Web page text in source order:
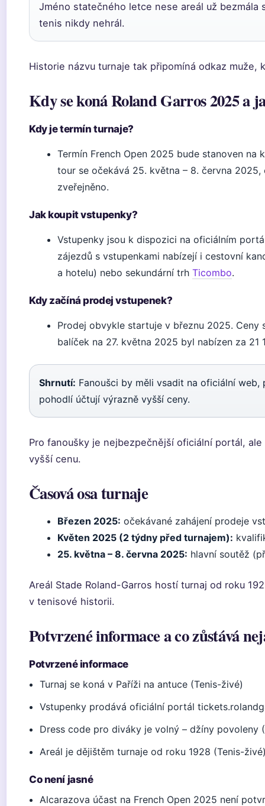
Jméno statečného letce nese areál už bezmála
tenis nikdy nehrál.
Historie názvu turnaje tak připomíná odkaz muže,
Kdy se koná Roland Garros 2025 a
Kdy je termín turnaje?
Termín French Open 2025 bude stanoven na
tour se očekává 25. května – 8. června
zveřejněno.
Jak koupit vstupenky?
Vstupenky jsou k dispozici na oficiálním
zájezdů s vstupenkami nabízejí i cestovní
a hotelu) nebo sekundární trh Ticombo.
Kdy začíná prodej vstupenek?
Prodej obvykle startuje v březnu 2025. Ceny
balíček na 27. května 2025 byl nabízen za 21
Shrnutí: Fanoušci by měli vsadit na oficiální
pohodlí účtují výrazně vyšší ceny.
Pro fanoušky je nejbezpečnější oficiální portál,
vyšší cenu.
Časová osa turnaje
Březen 2025: očekávané zahájení prodeje
Květen 2025 (2 týdny před turnajem):
25. května – 8. června 2025: hlavní soutěž
Areál Stade Roland-Garros hostí turnaj od roku
v tenisové historii.
Potvrzené informace a co zůstává
Potvrzené informace
Turnaj se koná v Paříži na antuce (Tenis-živé)
Vstupenky prodává oficiální portál
Dress code pro diváky je volný – džíny povoleny
Areál je dějištěm turnaje od roku 1928 (Tenis-
Co není jasné
Alcarazova účast na French Open 2025 není